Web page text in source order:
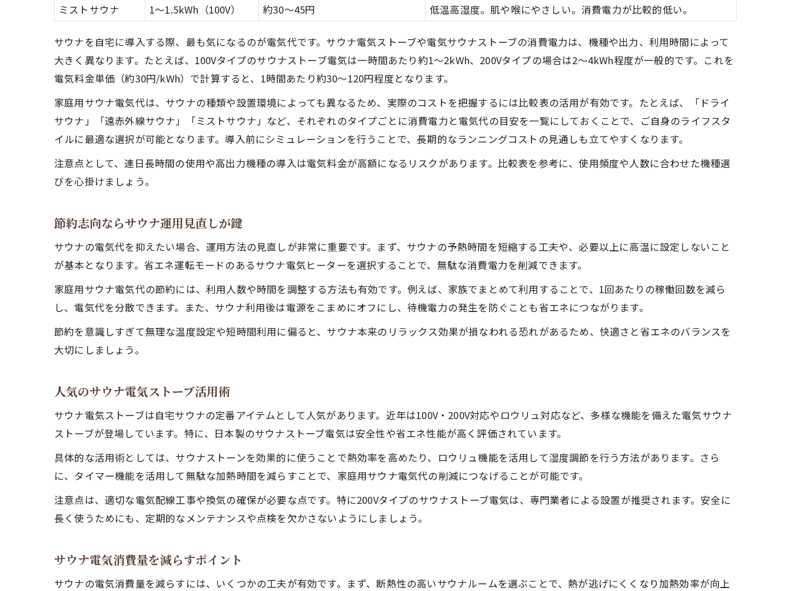
断熱強化でサウナ電気代を抑える方法
温度設定調整で省エネサウナ生活
サウナ換気と電気効率の両立術
電気サウナの快適導入ポイント総まとめ
電気サウナ導入時のチェックリスト
サウナ設置に必要な電気工事とは
サウナの安全な電気配線ポイント
電気ストーブサウナ比較表で特徴把握
サウナストーブ100V・200Vの違い
サウナストーブ選びのポイント集
家庭用サウナ電気ストーブの魅力
サウナ省エネ運用の成功事例紹介
ミストサウナ
1～1.5kWh（100V） 約30～45円 低温高湿度。肌や喉にやさしい。消費電力が比較的低い。
サウナを自宅に導入する際、最も気になるのが電気代です。サウナ電気ストーブや電気サウナストーブの消費電力は、機種や出力、利用時間によって
大きく異なります。たとえば、100Vタイプのサウナストーブ電気は一時間あたり約1〜2kWh、200Vタイプの場合は2〜4kWh程度が一般的です。これを
電気料金単価（約30円/kWh）で計算すると、1時間あたり約30〜120円程度となります。
家庭用サウナ電気代は、サウナの種類や設置環境によっても異なるため、実際のコストを把握するには比較表の活用が有効です。たとえば、「ドライ
サウナ」「遠赤外線サウナ」「ミストサウナ」など、それぞれのタイプごとに消費電力と電気代の目安を一覧にしておくことで、ご自身のライフスタ
イルに最適な選択が可能となります。導入前にシミュレーションを行うことで、長期的なランニングコストの見通しも立てやすくなります。
注意点として、連日長時間の使用や高出力機種の導入は電気料金が高額になるリスクがあります。比較表を参考に、使用頻度や人数に合わせた機種選
びを心掛けましょう。
節約志向ならサウナ運用見直しが鍵
サウナの電気代を抑えたい場合、運用方法の見直しが非常に重要です。まず、サウナの予熱時間を短縮する工夫や、必要以上に高温に設定しないこと
が基本となります。省エネ運転モードのあるサウナ電気ヒーターを選択することで、無駄な消費電力を削減できます。
家庭用サウナ電気代の節約には、利用人数や時間を調整する方法も有効です。例えば、家族でまとめて利用することで、1回あたりの稼働回数を減ら
し、電気代を分散できます。また、サウナ利用後は電源をこまめにオフにし、待機電力の発生を防ぐことも省エネにつながります。
節約を意識しすぎて無理な温度設定や短時間利用に偏ると、サウナ本来のリラックス効果が損なわれる恐れがあるため、快適さと省エネのバランスを
大切にしましょう。
人気のサウナ電気ストーブ活用術
サウナ電気ストーブは自宅サウナの定番アイテムとして人気があります。近年は100V・200V対応やロウリュ対応など、多様な機能を備えた電気サウナ
ストーブが登場しています。特に、日本製のサウナストーブ電気は安全性や省エネ性能が高く評価されています。
具体的な活用術としては、サウナストーンを効果的に使うことで熱効率を高めたり、ロウリュ機能を活用して湿度調節を行う方法があります。さら
に、タイマー機能を活用して無駄な加熱時間を減らすことで、家庭用サウナ電気代の削減につなげることが可能です。
注意点は、適切な電気配線工事や換気の確保が必要な点です。特に200Vタイプのサウナストーブ電気は、専門業者による設置が推奨されます。安全に
長く使うためにも、定期的なメンテナンスや点検を欠かさないようにしましょう。
サウナ電気消費量を減らすポイント
サウナの電気消費量を減らすには、いくつかの工夫が有効です。まず、断熱性の高いサウナルームを選ぶことで、熱が逃げにくくなり加熱効率が向上